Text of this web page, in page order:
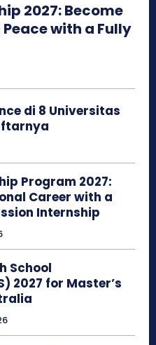
2027: Become
with a Fully
di 8 Universitas
Program 2027:
Career with a
Internship
School
2027 for Master’s